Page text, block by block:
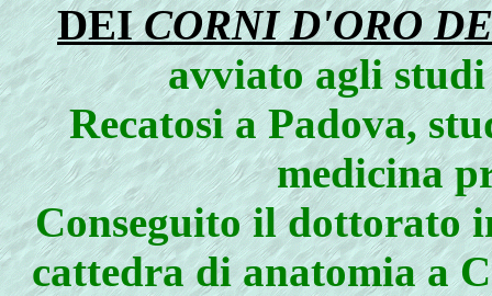
DEICORNI D'ORO
avviato agli
Recatosi a Padova,
medicina
Conseguito il dottorato
cattedra di anatomia a